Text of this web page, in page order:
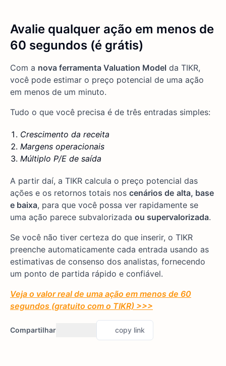
Avalie qualquer ação em menos de
60 segundos (é grátis)
Com a nova ferramenta Valuation Model da TIKR,
você pode estimar o preço potencial de uma ação
em menos de um minuto.
Tudo o que você precisa é de três entradas simples:
Crescimento da receita
Margens operacionais
Múltiplo P/E de saída
A partir daí, a TIKR calcula o preço potencial das
ações e os retornos totais nos cenários de alta, base
e baixa, para que você possa ver rapidamente se
uma ação parece subvalorizada ou supervalorizada.
Se você não tiver certeza do que inserir, o TIKR
preenche automaticamente cada entrada usando as
estimativas de consenso dos analistas, fornecendo
um ponto de partida rápido e confiável.
Veja o valor real de uma ação em menos de 60
segundos (gratuito com o TIKR) >>>
Compartilhar copy link